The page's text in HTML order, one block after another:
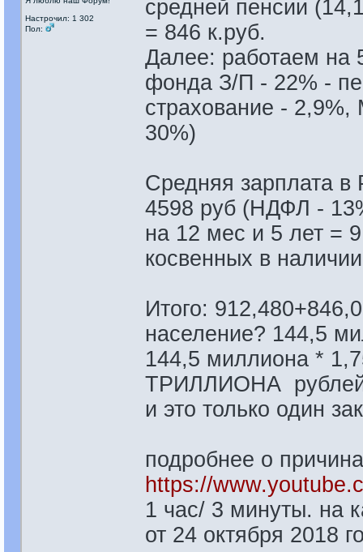
Настрочил: 1 302
Пол:
средней пенсии
= 846 к.руб.
Далее: работаем на
фонда З/П - 22% -
страхование - 2,9%,
30%)
Средняя зарплата в
4598 руб (НДФЛ -
на 12 мес и 5 лет =
косвенных в
Итого:
население? 144,5
144,5 миллиона *
ТРИЛЛИОНА
и это только один
подробнее о
https://
1 час/ 3 минуты. на
от 24 октября 2018